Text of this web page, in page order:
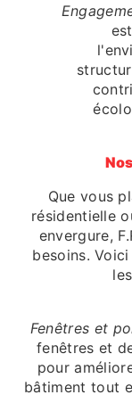
Que vous
résidentielle
envergure,
besoins.
Fenêtres et
fenêtres et
pour
bâtiment tout